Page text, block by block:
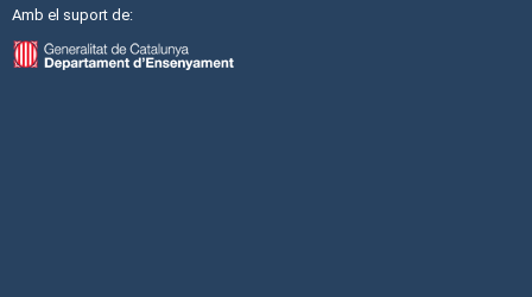
Amb el suport de: